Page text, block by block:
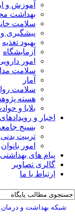
آموزش و
بهداشت
سلامت
پیشگیری و
بهبود تغذیه
آزمایشگاه
امور دارویی
سلامت
آمار
سلامت روان
هسته
بلایا و حوادث
اخبار و رویدادهای
بسیج
تربیت بدنی
امور بانوان
پیام های بهداشتی
گالری تصاویر
ارتباط با ما
شبکه بهداشت و درمان